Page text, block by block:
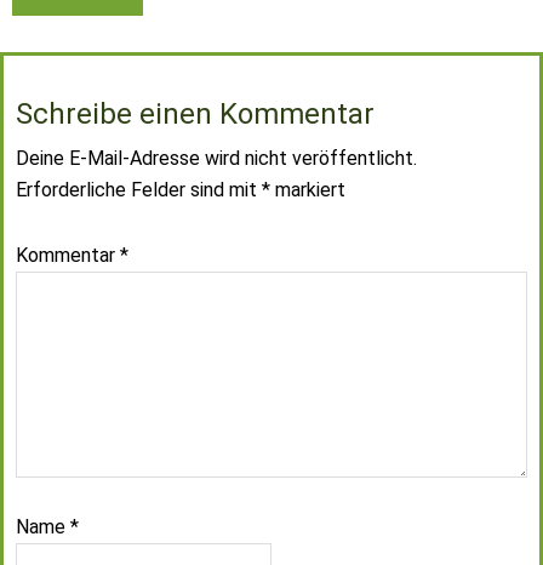
Schreibe einen Kommentar
Deine E-Mail-Adresse wird nicht veröffentlicht.
Erforderliche Felder sind mit * markiert
Kommentar *
Name *